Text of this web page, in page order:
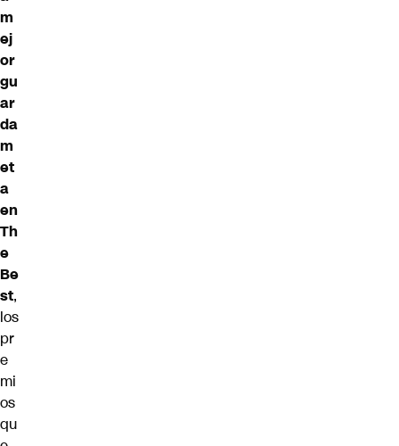
m
ej
or
gu
ar
da
m
et
a
en
Th
e
Be
st,
los
pr
e
mi
os
qu